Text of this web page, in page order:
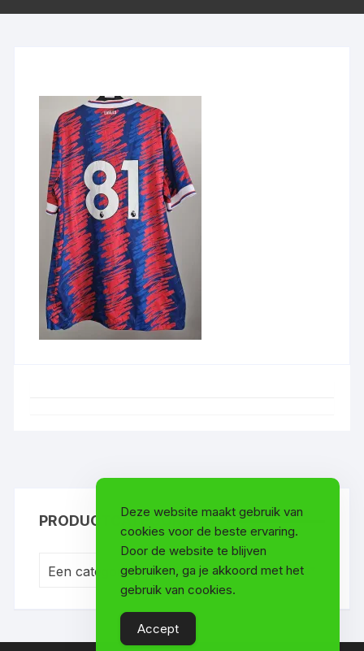
PRODUCTCATEGORIEËN
Een categorie selecteren
Deze website maakt gebruik van
cookies voor de beste ervaring.
Door de website te blijven
gebruiken, ga je akkoord met het
gebruik van cookies.
Accept